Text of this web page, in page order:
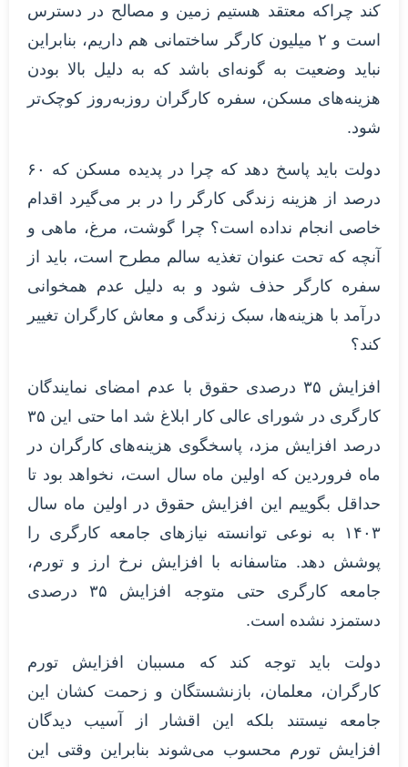
کند چراکه معتقد هستیم زمین و مصالح در دسترس
است و ۲ میلیون کارگر ساختمانی هم داریم، بنابراین
نباید وضعیت به گونه‌ای باشد که به دلیل بالا بودن
هزینه‌های مسکن، سفره کارگران روزبه‌روز کوچک‌تر
شود.
دولت باید پاسخ دهد که چرا در پدیده مسکن که ۶۰
درصد از هزینه زندگی کارگر را در بر می‌گیرد اقدام
خاصی انجام نداده است؟ چرا گوشت، مرغ، ماهی و
آنچه که تحت عنوان تغذیه سالم مطرح است، باید از
سفره کارگر حذف شود و به دلیل عدم همخوانی
درآمد با هزینه‌ها، سبک زندگی و معاش کارگران تغییر
کند؟
افزایش ۳۵ درصدی حقوق با عدم امضای نمایندگان
کارگری در شورای عالی کار ابلاغ شد اما حتی این ۳۵
درصد افزایش مزد، پاسخگوی هزینه‌های کارگران در
ماه فروردین که اولین ماه سال است، نخواهد بود تا
حداقل بگوییم این افزایش حقوق در اولین ماه سال
۱۴۰۳ به نوعی توانسته نیازهای جامعه کارگری را
پوشش دهد. متاسفانه با افزایش نرخ ارز و تورم،
جامعه کارگری حتی متوجه افزایش ۳۵ درصدی
دستمزد نشده است.
دولت باید توجه کند که مسببان افزایش تورم
کارگران، معلمان، بازنشستگان و زحمت کشان این
جامعه نیستند بلکه این اقشار از آسیب دیدگان
افزایش تورم محسوب می‌شوند بنابراین وقتی این